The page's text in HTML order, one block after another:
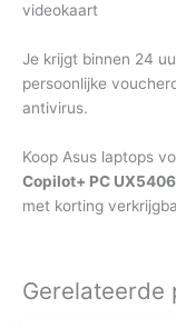
videokaart
Je krijgt binnen 24
persoonlijke
antivirus.
Koop Asus laptops
Copilot+ PC
met korting
Gerelateerde